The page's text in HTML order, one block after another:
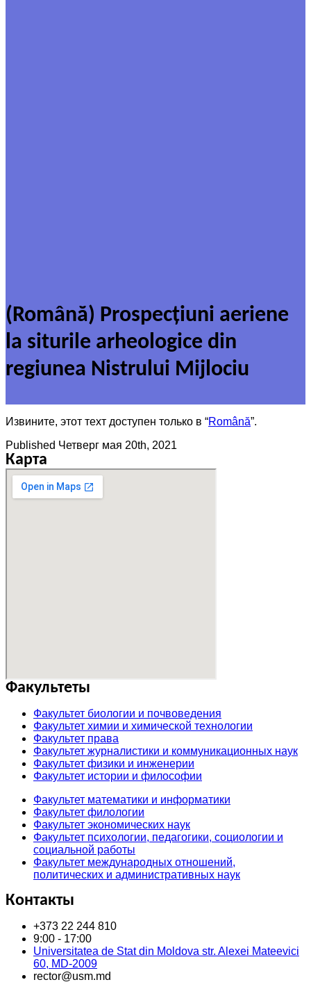
(Română) Prospecțiuni aeriene
la siturile arheologice din
regiunea Nistrului Mijlociu
Извините, этот техт доступен только в “Română”.
Published Четверг мая 20th, 2021
Карта
Факультеты
Факультет биологии и почвоведения
Факультет химии и химической технологии
Факультет права
Факультет журналистики и коммуникационных наук
Факультет физики и инженерии
Факультет истории и философии
Факультет математики и информатики
Факультет филологии
Факультет экономических наук
Факультет психологии, педагогики, социологии и
социальной работы
Факультет международных отношений,
политических и административных наук
Контакты
+373 22 244 810
9:00 - 17:00
Universitatea de Stat din Moldova str. Alexei Mateevici
60, MD-2009
rector@usm.md